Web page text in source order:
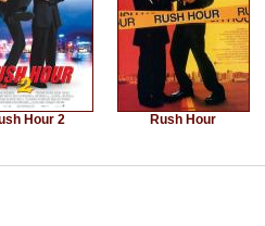
Hour 2 Rush Hour